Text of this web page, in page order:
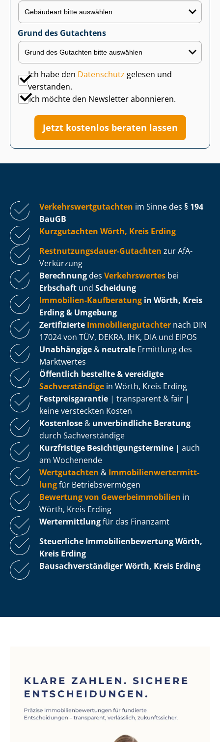
Grund des Gutachtens
Ich habe den Datenschutz gelesen und
verstanden.
Ich möchte den Newsletter abonnieren.
Jetzt kostenlos beraten lassen
Ver­kehrs­wert­gut­ach­ten im Sinne des § 194
BauGB
Kurzgutachten Wörth, Kreis Erding
Rest­nut­zungs­dau­er-Gutachten zur AfA-
Verkürzung
Berechnung des Verkehrswertes bei
Erbschaft und Scheidung
Immobilien-Kaufberatung in Wörth, Kreis
Erding & Umgebung
Zertifizierte Im­mo­bi­li­en­gut­ach­ter nach DIN
17024 von TÜV, DEKRA, IHK, DIA und EIPOS
Unabhängige & neutrale Ermittlung des
Marktwertes
Öffentlich bestellte & vereidigte
Sachverständige in Wörth, Kreis Erding
Fest­preis­ga­ran­tie | transparent & fair |
keine versteckten Kosten
Kostenlose & unverbindliche Beratung
durch Sachverständige
Kurzfristige Be­sich­ti­gungs­ter­mi­ne | auch
am Wochenende
Wertgutachten & Im­mo­bi­li­en­wert­ermitt­
lungfür Be­triebs­ver­mö­gen
Bewertung von Ge­wer­be­im­mo­bi­li­en in
Wörth, Kreis Erding
Wertermittlungfür das Finanzamt
Steuerliche Im­mo­bi­li­en­be­wer­tungWörth,
Kreis Erding
Bau­sach­ver­stän­di­ger Wörth, Kreis Erding